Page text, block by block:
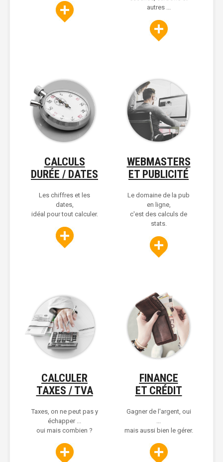
autres ...
CALCULS
DURÉE / DATES
Les chiffres et les
dates,
idéal pour tout calculer.
WEBMASTERS
ET PUBLICITÉ
Le domaine de la pub
en ligne,
c'est des calculs de
stats.
CALCULER
TAXES / TVA
Taxes, on ne peut pas y
échapper ...
oui mais combien ?
FINANCE
ET CRÉDIT
Gagner de l'argent, oui
...
mais aussi bien le gérer.